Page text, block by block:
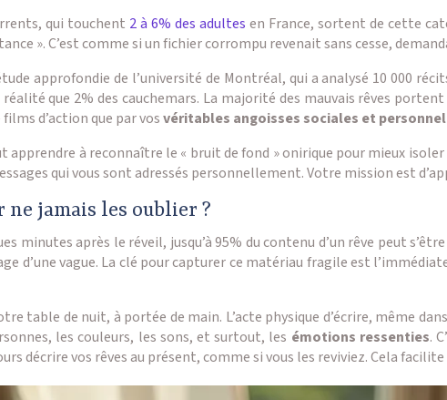
qui touchent 2 à 6% des adultes en France, sortent de cette
». C’est comme si un fichier corrompu revenait sans cesse,
approfondie de l’université de Montréal, qui a analysé 10 000
que 2% des cauchemars. La majorité des mauvais rêves
d’action que par vosvéritables angoisses sociales et
à reconnaître le « bruit de fond » onirique pour mieux isoler
qui vous sont adressés personnellement. Votre mission est
jamais les oublier ?
après le réveil, jusqu’à 95% du contenu d’un rêve peut
d’une vague. La clé pour capturer ce matériau fragile est
table de nuit, à portée de main. L’acte physique d’écrire, même
les couleurs, les sons, et surtout, les émotions ressenties.
décrire vos rêves au présent, comme si vous les reviviez. Cela